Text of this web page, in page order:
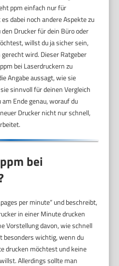
ppm einfach nur für
dabei noch andere Aspekte zu
Drucker für dein Büro oder
willst du ja sicher sein,
wird. Dieser Ratgeber
bei Laserdruckern zu
Angabe aussagt, wie sie
sinnvoll für deinen Vergleich
Ende genau, worauf du
Drucker nicht nur schnell,
bei
per minute“ und beschreibt,
in einer Minute drucken
Vorstellung davon, wie schnell
besonders wichtig, wenn du
drucken möchtest und keine
Allerdings sollte man